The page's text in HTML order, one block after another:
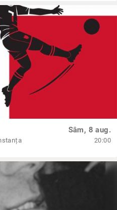
Sâm, 8 aug.
20:00